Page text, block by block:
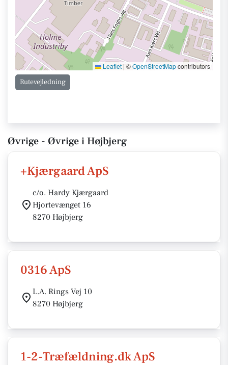
Leaflet | ©OpenStreetMapcontributors
Rutevejledning
Øvrige - Øvrige i Højbjerg
+Kjærgaard ApS
c/o. Hardy Kjærgaard
Hjortevænget 16
8270 Højbjerg
0316 ApS
L.A. Rings Vej 10
8270 Højbjerg
1-2-Træfældning.dk ApS